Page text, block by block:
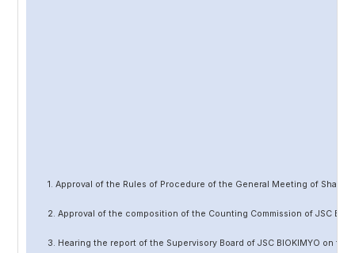
1. Approval of the Rules of Procedure of the General Meeting of
2. Approval of the composition of the Counting Commission of JSC
3. Hearing the report of the Supervisory Board of JSC BIOKIMYO on